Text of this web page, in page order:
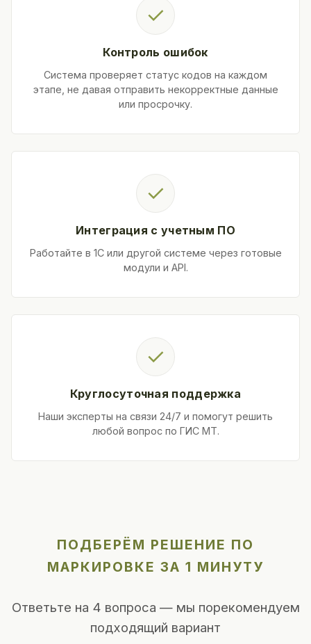
✓
Контроль ошибок
Система проверяет статус кодов на каждом
этапе, не давая отправить некорректные данные
или просрочку.
✓
Интеграция с учетным ПО
Работайте в 1С или другой системе через готовые
модули и API.
✓
Круглосуточная поддержка
Наши эксперты на связи 24/7 и помогут решить
любой вопрос по ГИС МТ.
ПОДБЕРЁМ РЕШЕНИЕ ПО
МАРКИРОВКЕ ЗА 1 МИНУТУ
Ответьте на 4 вопроса — мы порекомендуем
подходящий вариант